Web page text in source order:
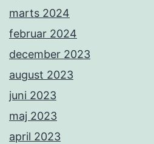
marts 2024
februar 2024
december 2023
august 2023
juni 2023
maj 2023
april 2023